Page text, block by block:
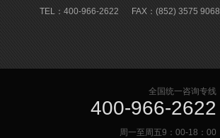
TEL：400-966-2622
FAX：(852) 3575 9068
全国统一咨询专线
400-966-2622
周一至周五9：00-18：00